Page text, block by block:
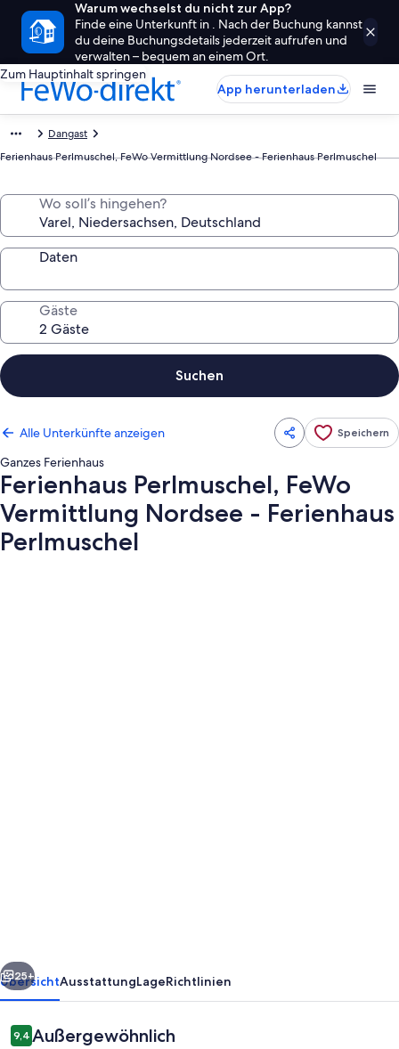
Warum wechselst du nicht zur App?
Finde eine Unterkunft in . Nach der Buchung kannst
du deine Buchungsdetails jederzeit aufrufen und
verwalten – bequem an einem Ort.
Zum Hauptinhalt springen
App herunterladen
Dangast
Ferienhaus Perlmuschel, FeWo Vermittlung Nordsee - Ferienhaus Perlmuschel
Wo soll’s hingehen?
Daten
Gäste
Suchen
Alle Unterkünfte anzeigen Speichern
Ganzes Ferienhaus
Ferienhaus Perlmuschel, FeWo
Vermittlung Nordsee - Ferienhaus
Perlmuschel
Ferienhaus
Perlmuschel
Weiter
25+
ÜbersichtAusstattungLageRichtlinien
Bewertungen
9,49,4 von 10.
Außergewöhnlich